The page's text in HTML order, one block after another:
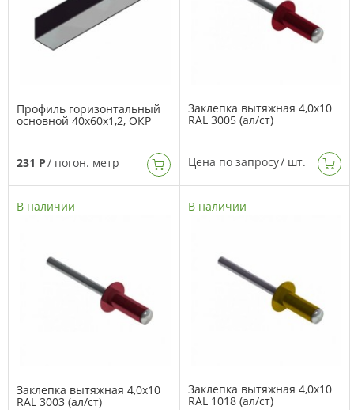
Профиль горизонтальный
основной 40х60х1,2, ОКР
231 Р/ погон. метр
Заклепка вытяжная 4,0х10
RAL 3005 (ал/ст)
Цена по запросу/ шт.
В наличии
Заклепка вытяжная 4,0х10
RAL 3003 (ал/ст)
В наличии
Заклепка вытяжная 4,0х10
RAL 1018 (ал/ст)